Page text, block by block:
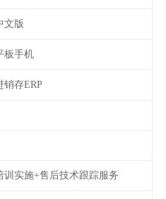
文版
板手机
销存ERP
训实施+售后技术跟踪服务